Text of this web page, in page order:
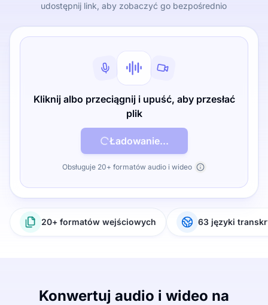
udostępnij link, aby zobaczyć go bezpośrednio
Kliknij albo przeciągnij i upuść, aby przesłać
plik
Ładowanie...
Obsługuje 20+ formatów audio i wideo
20+ formatów wejściowych 63 języki
Konwertuj audio i wideo na